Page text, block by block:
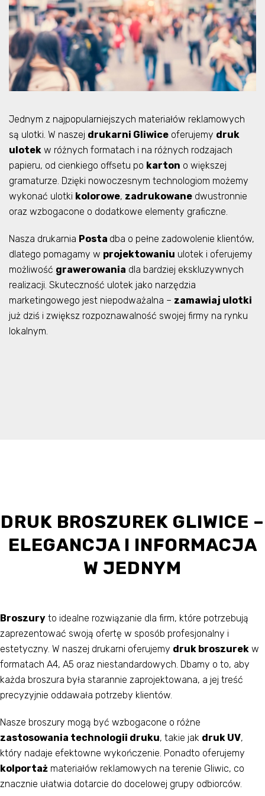
Jednym z najpopularniejszych materiałów reklamowych
są ulotki. W naszej drukarni Gliwice oferujemy druk
ulotek w różnych formatach i na różnych rodzajach
papieru, od cienkiego offsetu po karton o większej
gramaturze. Dzięki nowoczesnym technologiom możemy
wykonać ulotki kolorowe, zadrukowane dwustronnie
oraz wzbogacone o dodatkowe elementy graficzne.
Nasza drukarnia Posta dba o pełne zadowolenie klientów,
dlatego pomagamy w projektowaniu ulotek i oferujemy
możliwość grawerowania dla bardziej ekskluzywnych
realizacji. Skuteczność ulotek jako narzędzia
marketingowego jest niepodważalna – zamawiaj ulotki
już dziś i zwiększ rozpoznawalność swojej firmy na rynku
lokalnym.
DRUK BROSZUREK GLIWICE –
ELEGANCJA I INFORMACJA
W JEDNYM
Broszury to idealne rozwiązanie dla firm, które potrzebują
zaprezentować swoją ofertę w sposób profesjonalny i
estetyczny. W naszej drukarni oferujemy druk broszurek w
formatach A4, A5 oraz niestandardowych. Dbamy o to, aby
każda broszura była starannie zaprojektowana, a jej treść
precyzyjnie oddawała potrzeby klientów.
Nasze broszury mogą być wzbogacone o różne
zastosowania technologii druku, takie jak druk UV,
który nadaje efektowne wykończenie. Ponadto oferujemy
kolportaż materiałów reklamowych na terenie Gliwic, co
znacznie ułatwia dotarcie do docelowej grupy odbiorców.